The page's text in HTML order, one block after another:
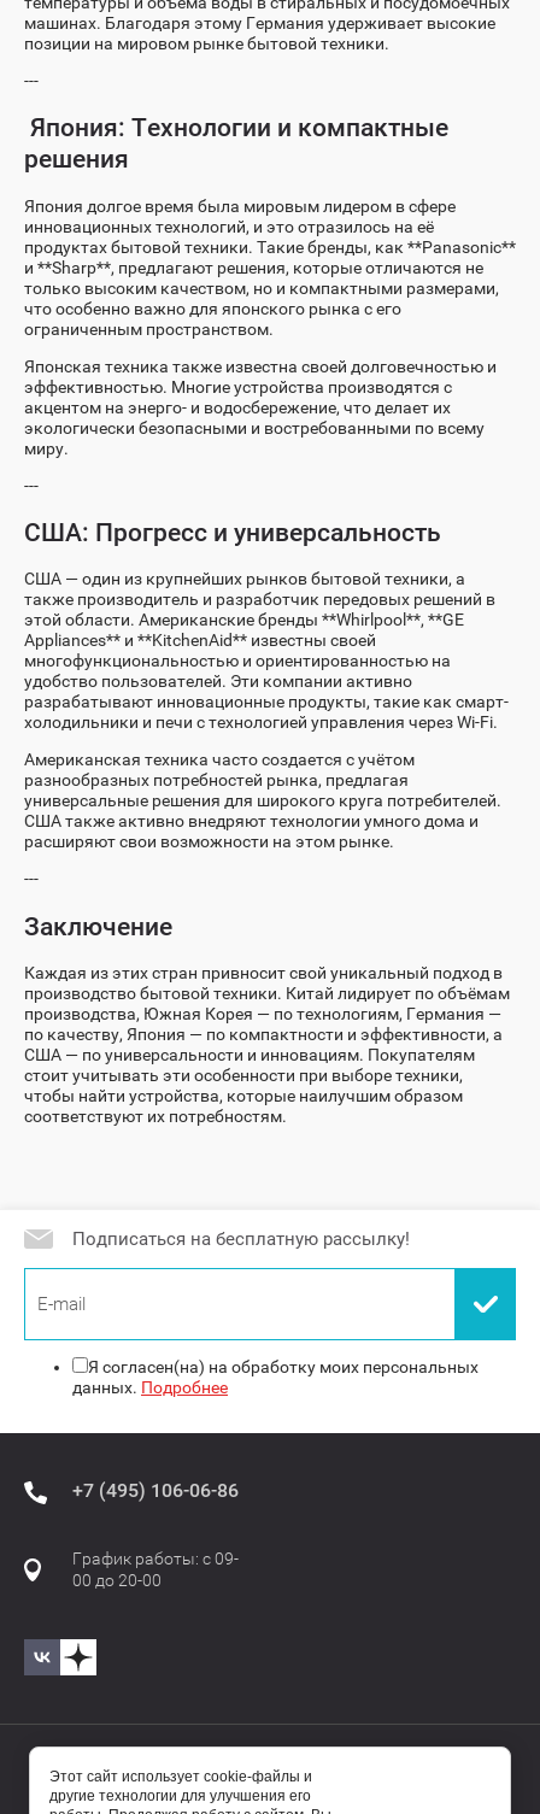
машинах. Благодаря этому Германия удерживает высокие
позиции на мировом рынке бытовой техники.
---
Япония: Технологии и компактные
решения
Япония долгое время была мировым лидером в сфере
инновационных технологий, и это отразилось на её
продуктах бытовой техники. Такие бренды, как **Panasonic**
и **Sharp**, предлагают решения, которые отличаются не
только высоким качеством, но и компактными размерами,
что особенно важно для японского рынка с его
ограниченным пространством.
Японская техника также известна своей долговечностью и
эффективностью. Многие устройства производятся с
акцентом на энерго- и водосбережение, что делает их
экологически безопасными и востребованными по всему
миру.
---
США: Прогресс и универсальность
США — один из крупнейших рынков бытовой техники, а
также производитель и разработчик передовых решений в
этой области. Американские бренды **Whirlpool**, **GE
Appliances** и **KitchenAid** известны своей
многофункциональностью и ориентированностью на
удобство пользователей. Эти компании активно
разрабатывают инновационные продукты, такие как смарт-
холодильники и печи с технологией управления через Wi-Fi.
Американская техника часто создается с учётом
разнообразных потребностей рынка, предлагая
универсальные решения для широкого круга потребителей.
США также активно внедряют технологии умного дома и
расширяют свои возможности на этом рынке.
---
Заключение
Каждая из этих стран привносит свой уникальный подход в
производство бытовой техники. Китай лидирует по объёмам
производства, Южная Корея — по технологиям, Германия —
по качеству, Япония — по компактности и эффективности, а
США — по универсальности и инновациям. Покупателям
стоит учитывать эти особенности при выборе техники,
чтобы найти устройства, которые наилучшим образом
соответствуют их потребностям.
Подписаться на бесплатную рассылку!
Я согласен(на) на обработку моих персональных
данных. Подробнее
+7 (495) 106-06-86
График работы: с 09-
00 до 20-00
© 2017—2025 Бавиро/Baviro
Этот сайт использует cookie-файлы и
другие технологии для улучшения его